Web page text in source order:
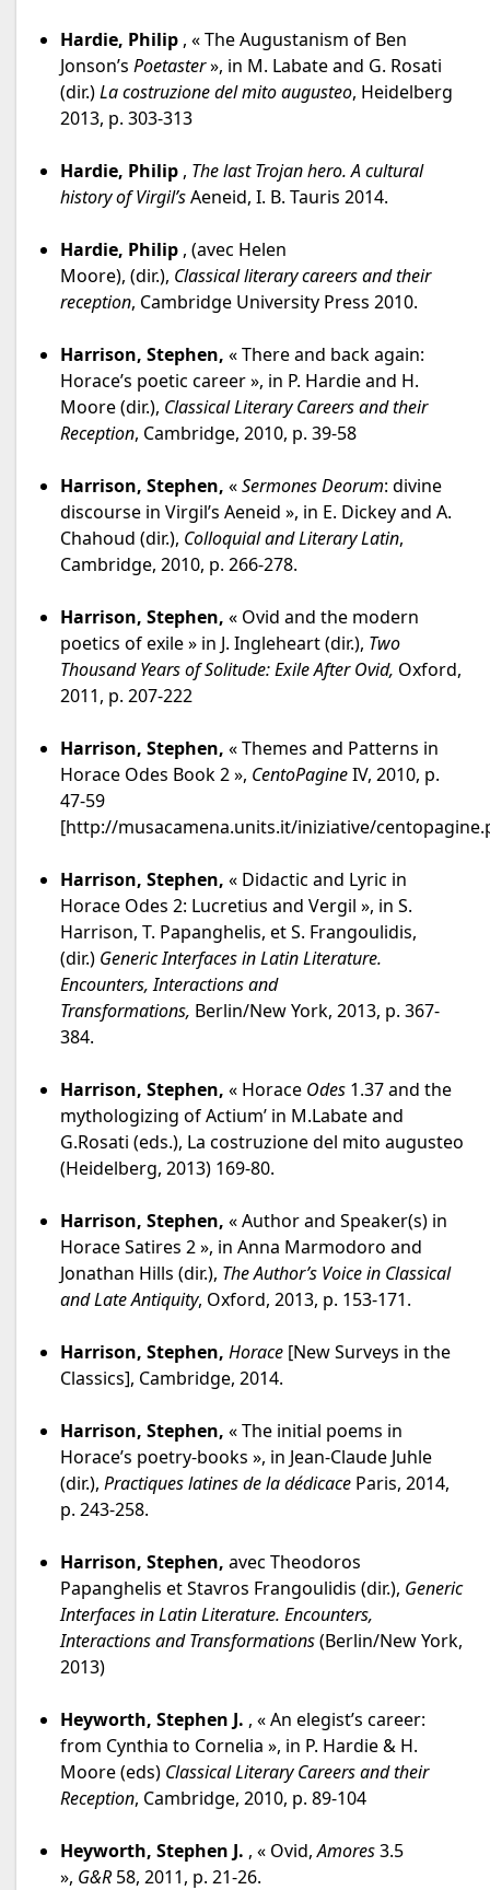
Hardie, Philip , « The Augustanism of Ben
Jonson’s Poetaster», in M. Labate and G. Rosati
(dir.)La costruzione del mito augusteo, Heidelberg
2013, p. 303-313
Hardie, Philip , The last Trojan hero. A cultural
history of Virgil’sAeneid, I. B. Tauris 2014.
Hardie, Philip , (avec Helen
Moore), (dir.), Classical literary careers and their
reception, Cambridge University Press 2010.
Harrison, Stephen, « There and back again:
Horace’s poetic career », in P. Hardie and H.
Moore (dir.), Classical Literary Careers and their
Reception, Cambridge, 2010, p. 39-58
Harrison, Stephen, «Sermones Deorum: divine
discourse in Virgil’s Aeneid », in E. Dickey and A.
Chahoud (dir.), Colloquial and Literary Latin,
Cambridge, 2010, p. 266-278.
Harrison, Stephen, « Ovid and the modern
poetics of exile » in J. Ingleheart (dir.), Two
Thousand Years of Solitude: Exile After Ovid, Oxford,
2011, p. 207-222
Harrison, Stephen, « Themes and Patterns in
Horace Odes Book 2 », CentoPagineIV, 2010, p.
47-59
[http://musacamena.units.it/iniziative/
Harrison, Stephen, « Didactic and Lyric in
Horace Odes 2: Lucretius and Vergil », in S.
Harrison, T. Papanghelis, et S. Frangoulidis,
(dir.) Generic Interfaces in Latin Literature.
Encounters, Interactions and
Transformations, Berlin/New York, 2013, p. 367-
384.
Harrison, Stephen, « Horace Odes 1.37 and the
mythologizing of Actium’ in M.Labate and
G.Rosati (eds.), La costruzione del mito augusteo
(Heidelberg, 2013) 169-80.
Harrison, Stephen, « Author and Speaker(s) in
Horace Satires 2 », in Anna Marmodoro and
Jonathan Hills (dir.), The Author’s Voice in Classical
and Late Antiquity, Oxford, 2013, p. 153-171.
Harrison, Stephen, Horace [New Surveys in the
Classics], Cambridge, 2014.
Harrison, Stephen, « The initial poems in
Horace’s poetry-books », in Jean-Claude Juhle
(dir.), Practiques latines de la dédicace Paris, 2014,
p. 243-258.
Harrison, Stephen, avec Theodoros
Papanghelis et Stavros Frangoulidis (dir.), Generic
Interfaces in Latin Literature. Encounters,
Interactions and Transformations(Berlin/New York,
2013)
Heyworth, Stephen J. , « An elegist’s career:
from Cynthia to Cornelia », in P. Hardie & H.
Moore (eds) Classical Literary Careers and their
Reception, Cambridge, 2010, p. 89-104
Heyworth, Stephen J. , « Ovid,Amores3.5
», G&R 58, 2011, p. 21-26.